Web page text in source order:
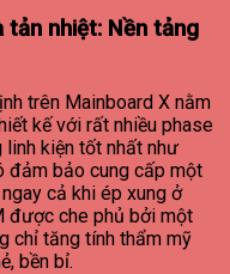
tản nhiệt: Nền tảng
trên Mainboard X nằm
kế với rất nhiều phase
kiện tốt nhất như
đảm bảo cung cấp một
cả khi ép xung ở
được che phủ bởi một
chỉ tăng tính thẩm mỹ
bền bỉ.